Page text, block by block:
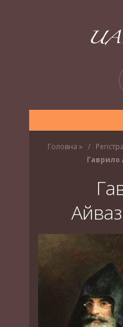
Головна »
Гаврило